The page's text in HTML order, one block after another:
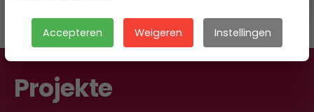
Projekte
Accepteren Weigeren Instellingen